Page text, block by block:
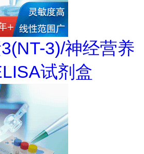
3)/神经营养
试剂盒